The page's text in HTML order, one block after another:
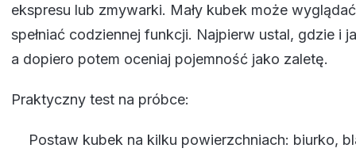
ekspresu lub zmywarki. Mały kubek może
spełniać codziennej funkcji. Najpierw ustal, gdzie i
a dopiero potem oceniaj pojemność jako zaletę.
Praktyczny test na próbce:
Postaw kubek na kilku powierzchniach: biurko,